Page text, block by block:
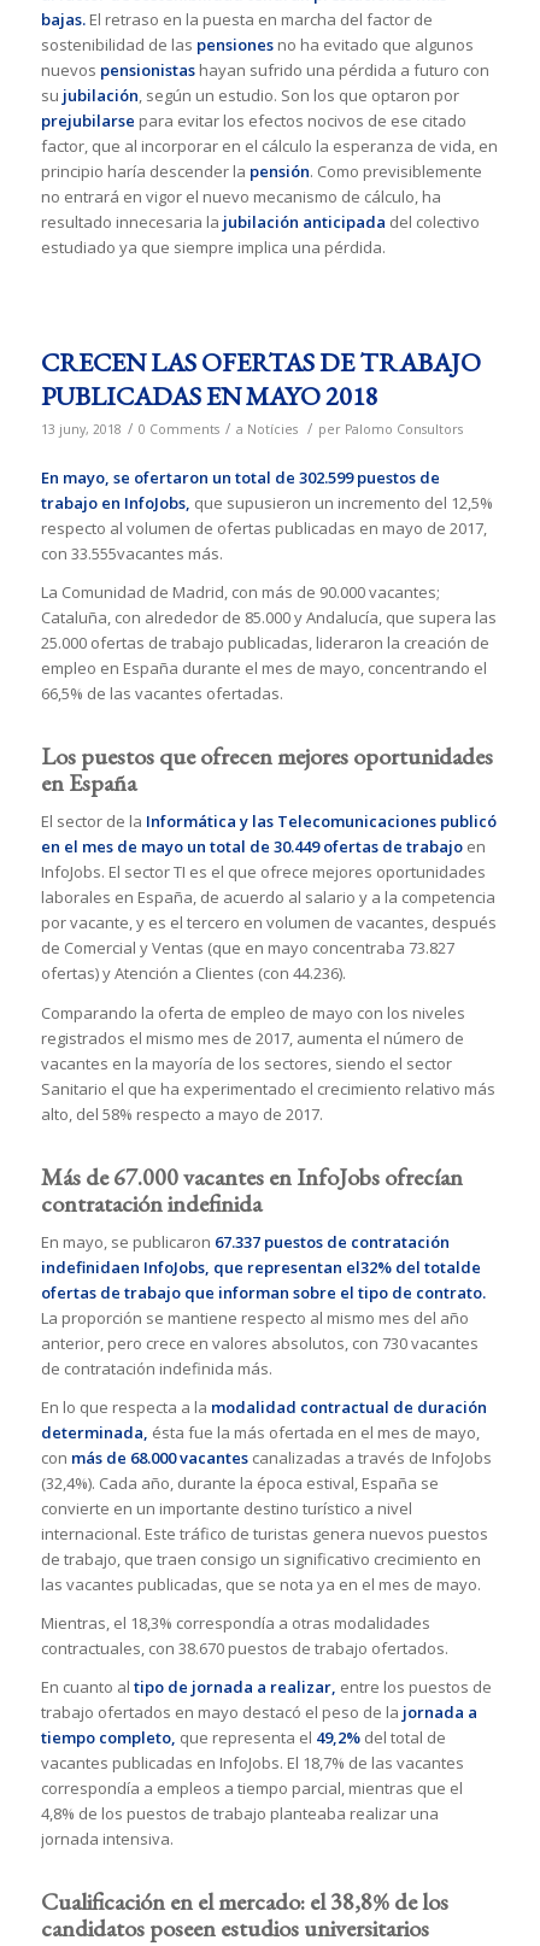
bajas. El retraso en la puesta en marcha del factor de
sostenibilidad de las pensionesno ha evitado que algunos
nuevos pensionistashayan sufrido una pérdida a futuro con
su jubilación, según un estudio. Son los que optaron por
prejubilarse para evitar los efectos nocivos de ese citado
factor, que al incorporar en el cálculo la esperanza de vida, en
principio haría descender la pensión. Como previsiblemente
no entrará en vigor el nuevo mecanismo de cálculo, ha
resultado innecesaria la jubilación anticipada del colectivo
estudiado ya que siempre implica una pérdida.
CRECEN LAS OFERTAS DE TRABAJO
PUBLICADAS EN MAYO 2018
13 juny, 2018 / 0 Comments / a Notícies / per Palomo Consultors
En mayo, se ofertaron un total de 302.599 puestos de
trabajo en InfoJobs, que supusieron un incremento del 12,5%
respecto al volumen de ofertas publicadas en mayo de 2017,
con 33.555vacantes más.
La Comunidad de Madrid, con más de 90.000 vacantes;
Cataluña, con alrededor de 85.000 y Andalucía, que supera las
25.000 ofertas de trabajo publicadas, lideraron la creación de
empleo en España durante el mes de mayo, concentrando el
66,5% de las vacantes ofertadas.
Los puestos que ofrecen mejores oportunidades
en España
El sector de la Informática y las Telecomunicaciones publicó
en el mes de mayo un total de 30.449 ofertas de trabajo en
InfoJobs. El sector TI es el que ofrece mejores oportunidades
laborales en España, de acuerdo al salario y a la competencia
por vacante, y es el tercero en volumen de vacantes, después
de Comercial y Ventas (que en mayo concentraba 73.827
ofertas) y Atención a Clientes (con 44.236).
Comparando la oferta de empleo de mayo con los niveles
registrados el mismo mes de 2017, aumenta el número de
vacantes en la mayoría de los sectores, siendo el sector
Sanitario el que ha experimentado el crecimiento relativo más
alto, del 58% respecto a mayo de 2017.
Más de 67.000 vacantes en InfoJobs ofrecían
contratación indefinida
En mayo, se publicaron 67.337 puestos de contratación
indefinidaen InfoJobs, que representan el32% del totalde
ofertas de trabajo que informan sobre el tipo de contrato.
La proporción se mantiene respecto al mismo mes del año
anterior, pero crece en valores absolutos, con 730 vacantes
de contratación indefinida más.
En lo que respecta a la modalidad contractual de duración
determinada, ésta fue la más ofertada en el mes de mayo,
con más de 68.000 vacantescanalizadas a través de InfoJobs
(32,4%). Cada año, durante la época estival, España se
convierte en un importante destino turístico a nivel
internacional. Este tráfico de turistas genera nuevos puestos
de trabajo, que traen consigo un significativo crecimiento en
las vacantes publicadas, que se nota ya en el mes de mayo.
Mientras, el 18,3% correspondía a otras modalidades
contractuales, con 38.670 puestos de trabajo ofertados.
En cuanto al tipo de jornada a realizar, entre los puestos de
trabajo ofertados en mayo destacó el peso de la jornada a
tiempo completo, que representa el 49,2%del total de
vacantes publicadas en InfoJobs. El 18,7% de las vacantes
correspondía a empleos a tiempo parcial, mientras que el
4,8% de los puestos de trabajo planteaba realizar una
jornada intensiva.
Cualificación en el mercado: el 38,8% de los
candidatos poseen estudios universitarios